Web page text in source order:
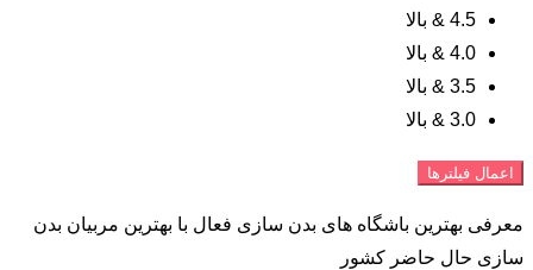
4.5 & بالا
4.0 & بالا
3.5 & بالا
3.0 & بالا
اعمال فیلترها
معرفی بهترین باشگاه های بدن سازی فعال با بهترین مربیان بدن
سازی حال حاضر کشور